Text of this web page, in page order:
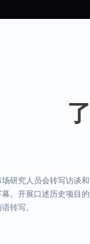
研究人员会转写访谈
。开展口述历史项目
转写。